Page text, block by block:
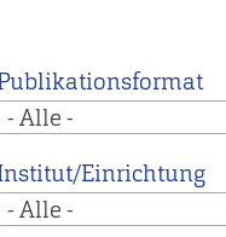
- Alle -
Einrichtung
- Alle -